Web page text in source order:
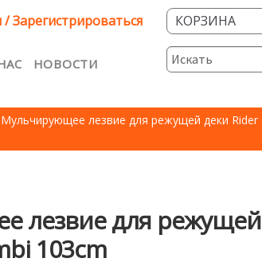
Зарегистрироваться КОРЗИНА
НОВОСТИ
Лояльность
Мульчирующее лезвие для режущей деки Rider
лезвие для режущей
103cm